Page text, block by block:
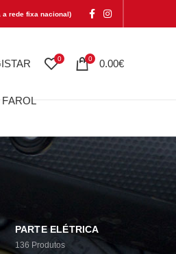
a rede fixa nacional)
0 0 0.00€
PARTE ELÉTRICA
136 Produtos